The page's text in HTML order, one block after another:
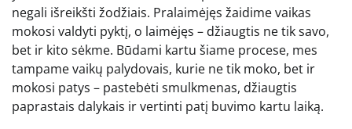
negali išreikšti žodžiais. Pralaimėjęs žaidime vaikas
mokosi valdyti pyktį, o laimėjęs – džiaugtis ne tik savo,
bet ir kito sėkme. Būdami kartu šiame procese, mes
tampame vaikų palydovais, kurie ne tik moko, bet ir
mokosi patys – pastebėti smulkmenas, džiaugtis
paprastais dalykais ir vertinti patį buvimo kartu laiką.